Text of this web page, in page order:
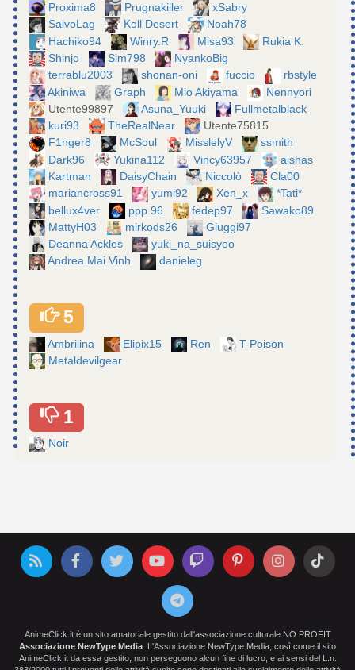
Proxima8
Prugnakiller
xSabry
SalvoLag
Koll Desert
Noah78
Hachiko94
Winry.R Misa93
Rukia K.
Shinjo
Sim798
NyankoBig
terrablu2003
shonan-oni fuccio
rbstyle
Akiniwa
Graph Mio Akiyama
Nennyori
Utente99897
Asuna_Yuuki
Fullmetalblack
kuri93
TheRealNear
Utente75815
F1nger8
McSoul MisslelyV
ssmith
Dark96
Yukina112 Vincy63957
aishas
Kartman
DaisyChain Niccolò
Cla00
mariancross91
yumi92 Xen_x
*Tati*
bellux4ver
ppp.96 fedep97
Sawako89
MattyH03
mirkods26
Giuggi97
Deanna Ackles
yuki_na_suisyoo
Andrea Mai Vinh
danieleg
5
Ambriiina Elipix15 Ren
T-Poison
Metaldevilgear
1
Noir
AnimeClick.it è un sito amatoriale gestito dall'associazione culturale NO PROFIT
Associazione NewType Media . L'Associazione NewType Media, così come il sito
AnimeClick.it da essa gestito, non perseguono alcun fine di lucro, e ai sensi del L.n.